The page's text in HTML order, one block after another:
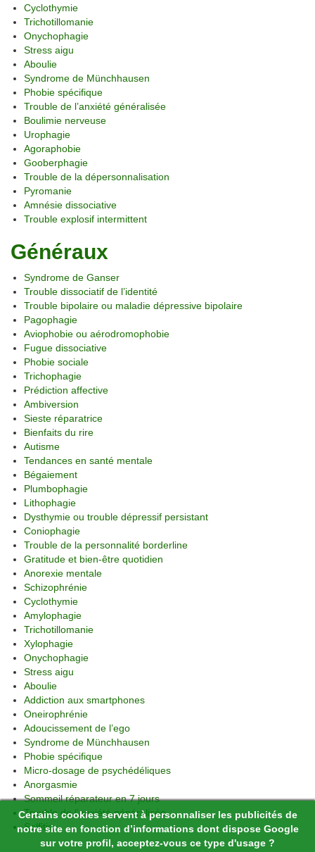
Certains cookies servent à personnaliser les publicités de
notre site en fonction d’informations dont dispose Google
sur votre profil, acceptez-vous ce type d'usage ?
Cyclothymie
Trichotillomanie
Onychophagie
Stress aigu
Aboulie
Syndrome de Münchhausen
Phobie spécifique
Trouble de l’anxiété généralisée
Boulimie nerveuse
Urophagie
Agoraphobie
Gooberphagie
Trouble de la dépersonnalisation
Pyromanie
Amnésie dissociative
Trouble explosif intermittent
Généraux
Syndrome de Ganser
Trouble dissociatif de l’identité
Trouble bipolaire ou maladie dépressive bipolaire
Pagophagie
Aviophobie ou aérodromophobie
Fugue dissociative
Phobie sociale
Trichophagie
Prédiction affective
Ambiversion
Sieste réparatrice
Bienfaits du rire
Autisme
Tendances en santé mentale
Bégaiement
Plumbophagie
Lithophagie
Dysthymie ou trouble dépressif persistant
Coniophagie
Trouble de la personnalité borderline
Gratitude et bien-être quotidien
Anorexie mentale
Schizophrénie
Cyclothymie
Amylophagie
Trichotillomanie
Xylophagie
Onychophagie
Stress aigu
Aboulie
Addiction aux smartphones
Oneirophrénie
Adoucissement de l’ego
Syndrome de Münchhausen
Phobie spécifique
Micro-dosage de psychédéliques
Anorgasmie
Sommeil réparateur en 7 jours
Trouble de l’anxiété généralisée
Selfitis